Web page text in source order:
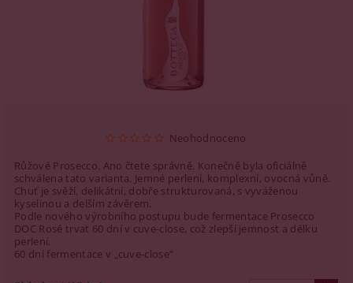
Neohodnoceno
Růžové Prosecco. Ano čtete správně. Konečně byla oficiálně
schválena tato varianta. Jemné perlení, komplexní, ovocná vůně.
Chuť je svěží, delikátní, dobře strukturovaná, s vyváženou
kyselinou a delším závěrem.
Podle nového výrobního postupu bude fermentace Prosecco
DOC Rosé trvat 60 dní v cuve-close, což zlepší jemnost a délku
perlení.
60 dní fermentace v „cuve-close“